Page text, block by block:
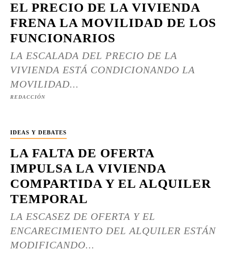
EL PRECIO DE LA VIVIENDA
FRENA LA MOVILIDAD DE LOS
FUNCIONARIOS
LA ESCALADA DEL PRECIO DE LA
VIVIENDA ESTÁ CONDICIONANDO LA
MOVILIDAD...
REDACCIÓN
IDEAS Y DEBATES
LA FALTA DE OFERTA
IMPULSA LA VIVIENDA
COMPARTIDA Y EL ALQUILER
TEMPORAL
LA ESCASEZ DE OFERTA Y EL
ENCARECIMIENTO DEL ALQUILER ESTÁN
MODIFICANDO...